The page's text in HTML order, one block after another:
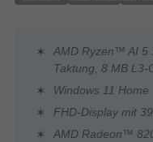
AMD Ryzen™ AI 5
Taktung, 8 MB L3-
Windows 11 Home
FHD-Display mit
AMD Radeon™